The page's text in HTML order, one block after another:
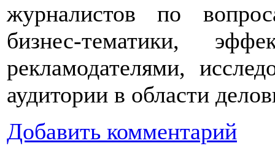
журналистов по
бизнес-тематики,
рекламодателями,
аудитории в области
Добавить комментарий